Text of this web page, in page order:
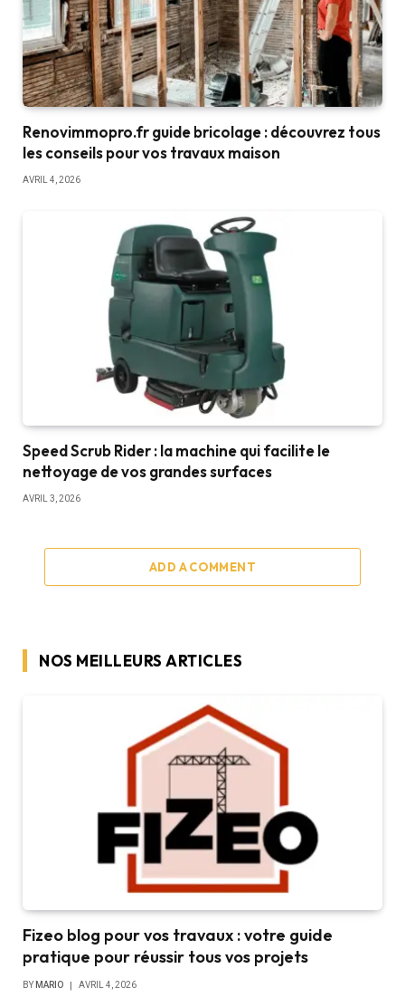
Renovimmopro.fr guide bricolage : découvrez tous
les conseils pour vos travaux maison
AVRIL 4, 2026
Speed Scrub Rider : la machine qui facilite le
nettoyage de vos grandes surfaces
AVRIL 3, 2026
ADD A COMMENT
NOS MEILLEURS ARTICLES
Fizeo blog pour vos travaux : votre guide
pratique pour réussir tous vos projets
BY MARIO AVRIL 4, 2026